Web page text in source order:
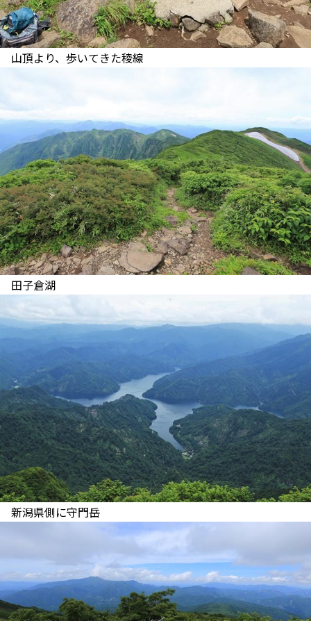
山頂より、歩いてきた稜線
田子倉湖
新潟県側に守門岳